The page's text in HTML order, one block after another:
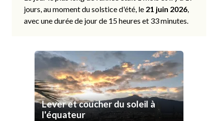
jours, au moment du solstice d'été, le 21 juin 2026,
avec une durée de jour de 15 heures et 33 minutes.
Lever et coucher du soleil à
l'équateur